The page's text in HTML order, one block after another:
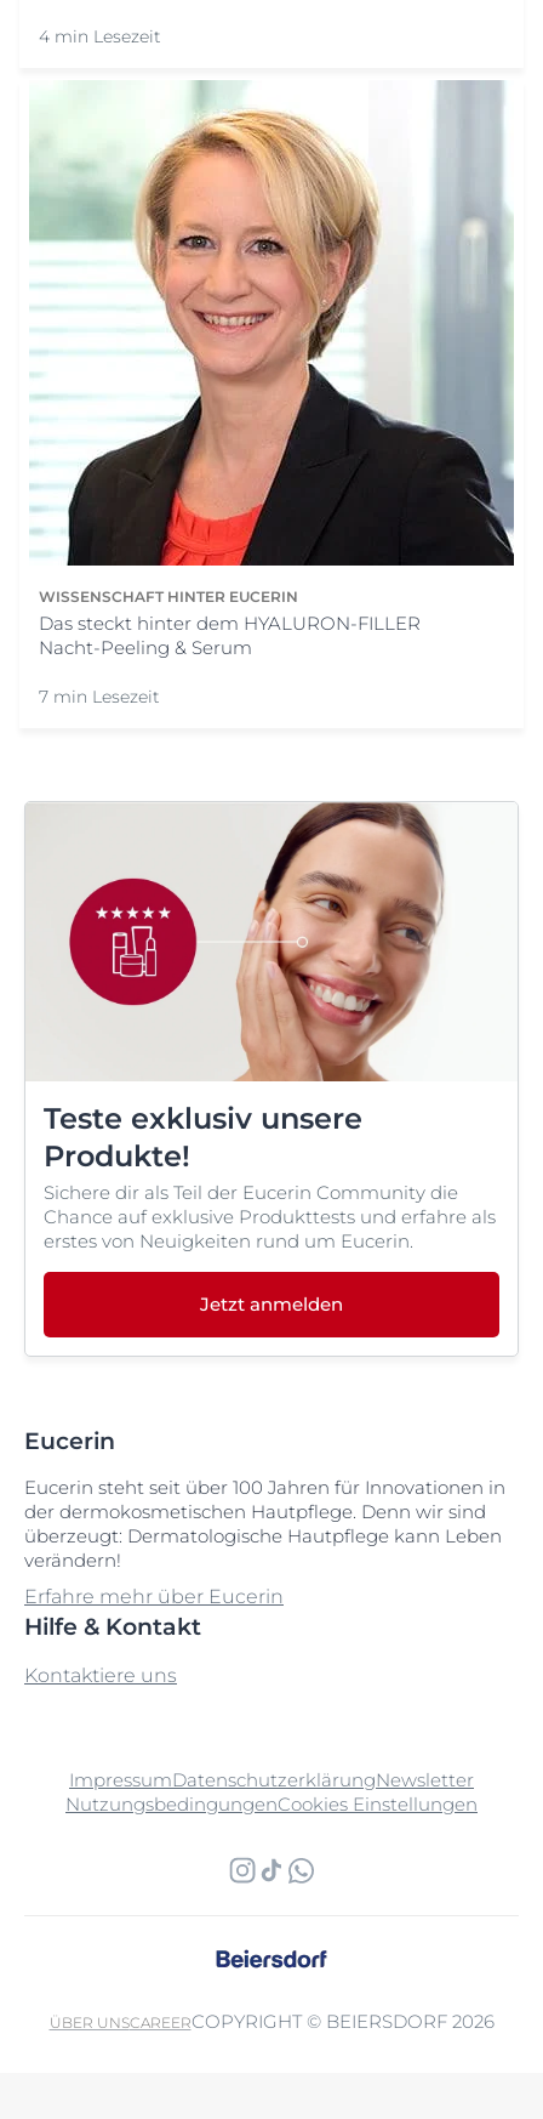
4 min Lesezeit
WISSENSCHAFT HINTER EUCERIN
Das steckt hinter dem HYALURON-FILLER
Nacht-Peeling & Serum
7 min Lesezeit
Teste exklusiv unsere
Produkte!
Sichere dir als Teil der Eucerin Community die
Chance auf exklusive Produkttests und erfahre als
erstes von Neuigkeiten rund um Eucerin.
Jetzt anmelden
Eucerin
Eucerin steht seit über 100 Jahren für Innovationen in
der dermokosmetischen Hautpflege. Denn wir sind
überzeugt: Dermatologische Hautpflege kann Leben
verändern!
Erfahre mehr über Eucerin
Hilfe & Kontakt
Kontaktiere uns
ImpressumDatenschutzerklärungNewsletter
NutzungsbedingungenCookies Einstellungen
ÜBER UNSCAREERCOPYRIGHT © BEIERSDORF 2026